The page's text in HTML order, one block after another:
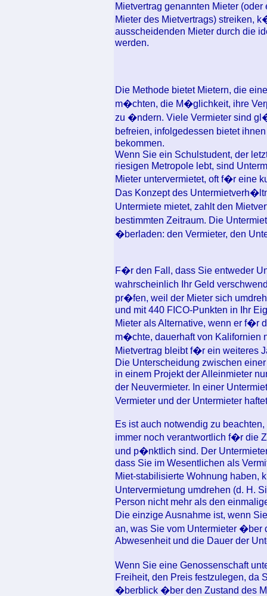
Mietvertrag genannten Mieter
Mieter des Mietvertrags) streiken,
ausscheidenden Mieter durch die
werden.
Die Methode bietet Mietern, die
m�chten, die M�glichkeit, ihre
zu �ndern. Viele Vermieter sind
befreien, infolgedessen bietet
bekommen.
Wenn Sie ein Schulstudent, der
riesigen Metropole lebt, sind
Mieter untervermietet, oft f�r eine
Das Konzept des
Untermiete mietet, zahlt den
bestimmten Zeitraum. Die
�berladen: den Vermieter, den
F�r den Fall, dass Sie entweder
wahrscheinlich Ihr Geld
pr�fen, weil der Mieter sich
und mit 440 FICO-Punkten in Ihr
Mieter als Alternative, wenn er f�r
m�chte, dauerhaft von Kalifornien
Mietvertrag bleibt f�r ein weiteres
Die Unterscheidung zwischen
in einem Projekt der Alleinmieter
der Neuvermieter. In einer
Vermieter und der Untermieter
Es ist auch notwendig zu
immer noch verantwortlich f�r die
und p�nktlich sind. Der
dass Sie im Wesentlichen als
Miet-stabilisierte Wohnung haben,
Untervermietung umdrehen (d. H.
Person nicht mehr als den
Die einzige Ausnahme ist, wenn
an, was Sie vom Untermieter �ber
Abwesenheit und die Dauer der
Wenn Sie eine Genossenschaft
Freiheit, den Preis festzulegen, da
�berblick �ber den Zustand des